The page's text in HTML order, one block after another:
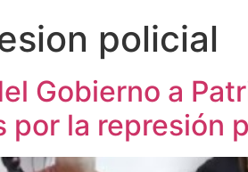
policial
Gobierno a
la represión